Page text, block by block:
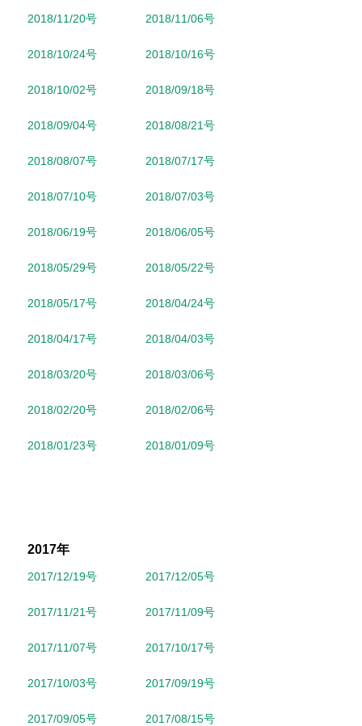
2018/11/20号 2018/11/06号
2018/10/24号 2018/10/16号
2018/10/02号 2018/09/18号
2018/09/04号 2018/08/21号
2018/08/07号 2018/07/17号
2018/07/10号 2018/07/03号
2018/06/19号 2018/06/05号
2018/05/29号 2018/05/22号
2018/05/17号 2018/04/24号
2018/04/17号 2018/04/03号
2018/03/20号 2018/03/06号
2018/02/20号 2018/02/06号
2018/01/23号 2018/01/09号
2017年
2017/12/19号 2017/12/05号
2017/11/21号 2017/11/09号
2017/11/07号 2017/10/17号
2017/10/03号 2017/09/19号
2017/09/05号 2017/08/15号